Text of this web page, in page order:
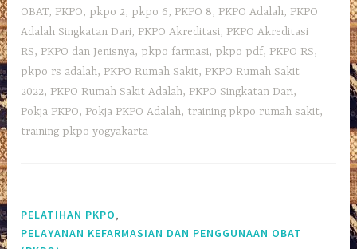
OBAT, PKPO, pkpo 2, pkpo 6, PKPO 8, PKPO Adalah, PKPO
Adalah Singkatan Dari, PKPO Akreditasi, PKPO Akreditasi
RS, PKPO dan Jenisnya, pkpo farmasi, pkpo pdf, PKPO RS,
pkpo rs adalah, PKPO Rumah Sakit, PKPO Rumah Sakit
2022, PKPO Rumah Sakit Adalah, PKPO Singkatan Dari,
Pokja PKPO, Pokja PKPO Adalah, training pkpo rumah sakit,
training pkpo yogyakarta
PELATIHAN PKPO
PELAYANAN KEFARMASIAN DAN PENGGUNAAN OBAT